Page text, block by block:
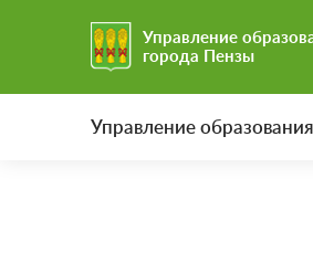
Управление
города Пензы
Управление образования